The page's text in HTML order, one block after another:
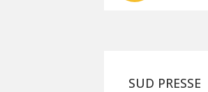
SUD PRESSE